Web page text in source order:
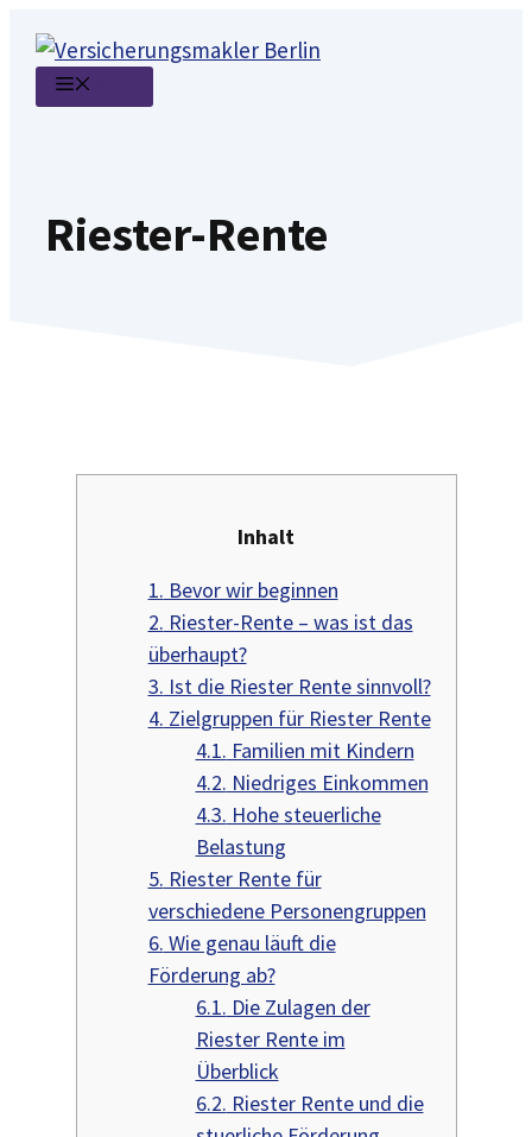
Inhalt
springen
Riester-Rente
Inhalt
1. Bevor wir beginnen
2. Riester-Rente – was ist das
überhaupt?
3. Ist die Riester Rente sinnvoll?
4. Zielgruppen für Riester Rente
4.1. Familien mit Kindern
4.2. Niedriges Einkommen
4.3. Hohe steuerliche
Belastung
5. Riester Rente für
verschiedene Personengruppen
6. Wie genau läuft die
Förderung ab?
6.1. Die Zulagen der
Riester Rente im
Überblick
6.2. Riester Rente und die